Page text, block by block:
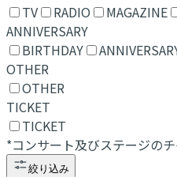
TV
RADIO MAGAZINE
ANNIVERSARY
BIRTHDAY
OTHER
OTHER
TICKET
TICKET
*コンサート及びステージの
絞り込み